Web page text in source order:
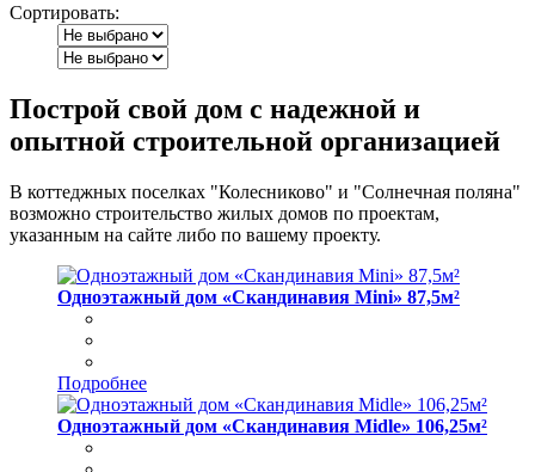
Сортировать:
Построй свой дом с надежной и
опытной строительной организацией
В коттеджных поселках "Колесниково" и "Солнечная поляна"
возможно строительство жилых домов по проектам,
указанным на сайте либо по вашему проекту.
Одноэтажный дом «Скандинавия Mini» 87,5м²
Подробнее
Одноэтажный дом «Скандинавия Midle» 106,25м²